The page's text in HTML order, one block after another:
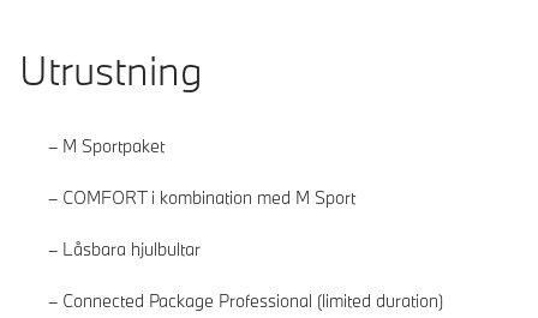
Utrustning
M Sportpaket
COMFORT i kombination med M Sport
Låsbara hjulbultar
Connected Package Professional (limited duration)